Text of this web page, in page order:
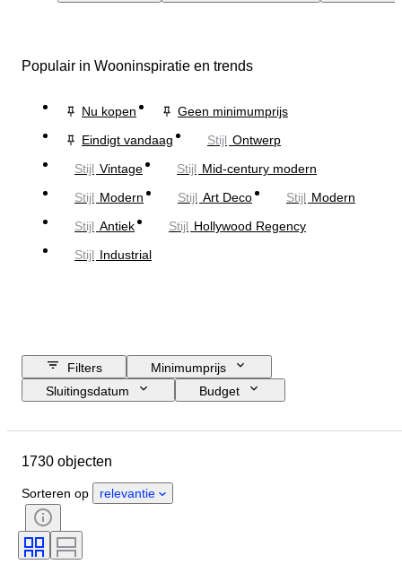
Populair in Wooninspiratie en trends
Nu kopen
Geen minimumprijs
Eindigt vandaag
Stijl Ontwerp
Stijl Vintage Stijl Mid-century modern
Stijl Modern Stijl Art Deco Stijl Modern
Stijl Antiek Stijl Hollywood Regency
Stijl Industrial
Filters
Minimumprijs
Sluitingsdatum
Budget
Land van herkomst
Geslacht
Conditie
Certificaat
Techniek
Oplage
1730 objecten
Sorteren op relevantie